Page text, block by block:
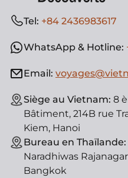
Tel: +84 2436983617
WhatsApp & Hotline:
Email:
Siège au Vietnam: 8
Bâtiment, 214B rue
Kiem, Hanoi
Bureau en Thaïlande:
Naradhiwas
Bangkok